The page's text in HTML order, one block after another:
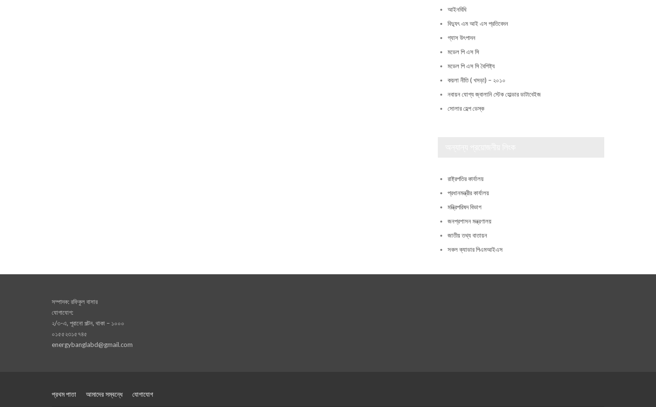
আইনবিধি
বিদ্যুৎ এম আই এস প্রতিবেদন
গ্যাস উৎপাদন
মডেল পি এস সি
মডেল পি এস সি বৈশিষ্ট্য
কয়লা নীতি ( খসড়া) – ২০১০
নবায়ন যোগ্য জ্বালানি স্টেক হোল্ডার ডাটাবেইজ
সোলার হেল্প ডেস্ক
রাষ্ট্রপতির কার্যালয়
প্রধানমন্ত্রীর কার্যালয়
মন্ত্রিপরিষদ বিভাগ
জনপ্রশাসন মন্ত্রণালয়
জাতীয় তথ্য বাতায়ন
সকল ক্যাডার পিএমআইএস
সম্পাদক: রফিকুল বাসার
যোগাযোগ:
২/৩-এ, পূরানো পল্টন, থাকা – ১০০০
০১৫৫২৩১৫৭৪৫
energybanglabd@gmail.com
প্রথম পাতা আমাদের সম্বন্ধে যোগাযোগ